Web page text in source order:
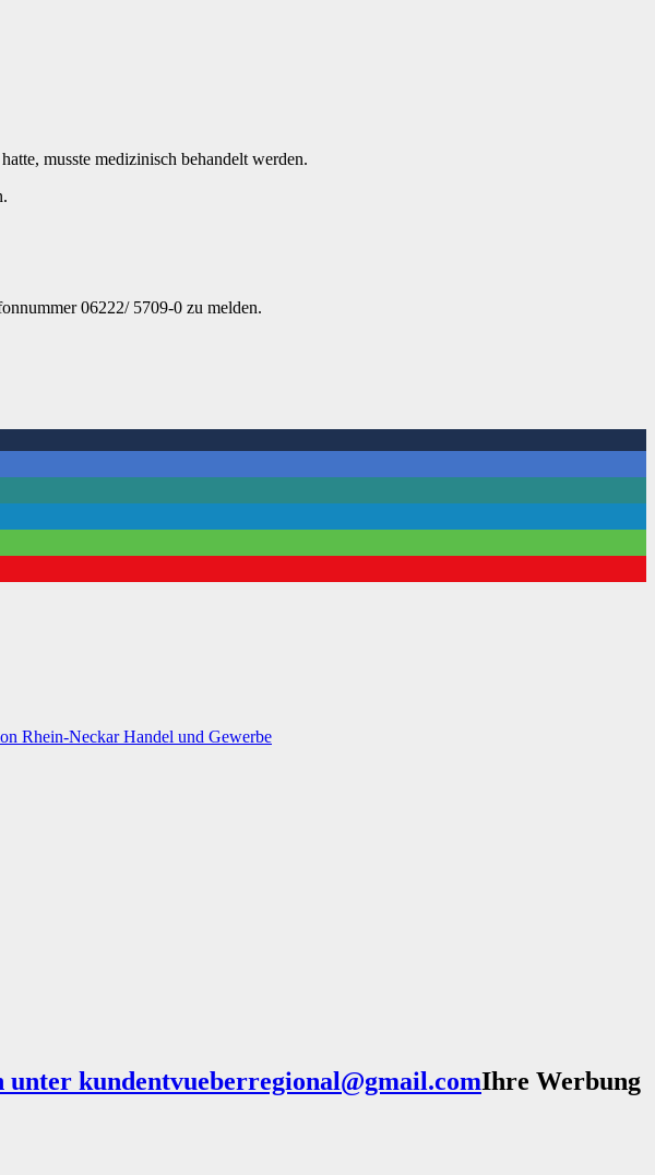
musste medizinisch behandelt werden.
06222/ 5709-0 zu melden.
Rhein-Neckar Handel und Gewerbe
Ihre Werbung